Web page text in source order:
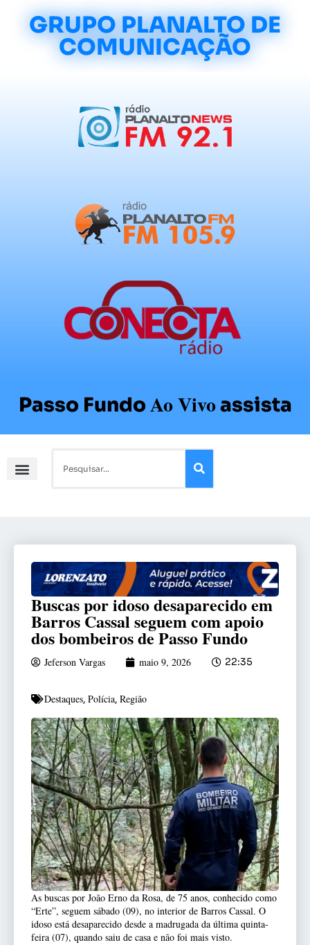
GRUPO PLANALTO DE
COMUNICAÇÃO
Passo FundoAo Vivoassista
Buscas por idoso desaparecido em
Barros Cassal seguem com apoio
dos bombeiros de Passo Fundo
Jeferson Vargas maio 9, 2026 22:35
Destaques, Polícia, Região
As buscas por João Erno da Rosa, de 75 anos, conhecido como
“Erte”, seguem sábado (09), no interior de Barros Cassal. O
idoso está desaparecido desde a madrugada da última quinta-
feira (07), quando saiu de casa e não foi mais visto.